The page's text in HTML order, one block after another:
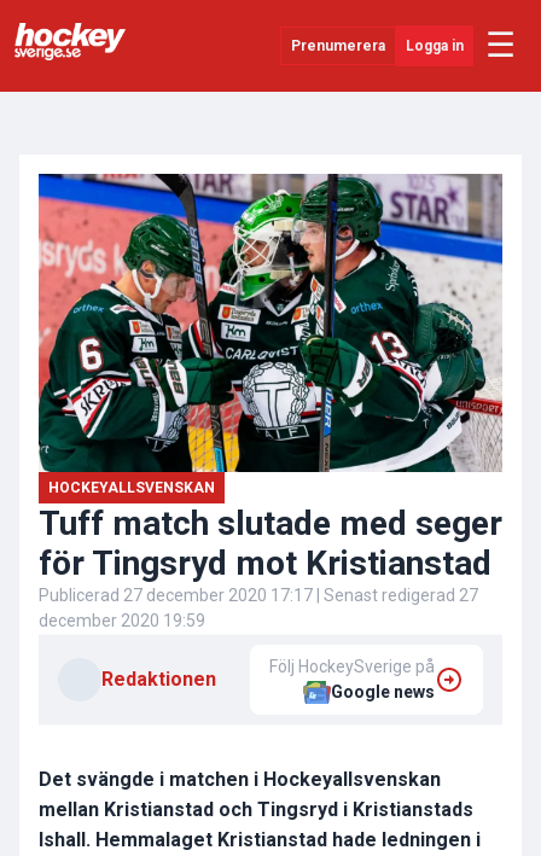
Prenumerera Logga in ☰
Evenemang
Övrigt
HOCKEYALLSVENSKAN
Tuff match slutade med seger
för Tingsryd mot Kristianstad
Publicerad 27 december 2020 17:17 | Senast redigerad 27
december 2020 19:59
Redaktionen
Följ HockeySverige på
Google news
Det svängde i matchen i Hockeyallsvenskan
mellan Kristianstad och Tingsryd i Kristianstads
Ishall. Hemmalaget Kristianstad hade ledningen i